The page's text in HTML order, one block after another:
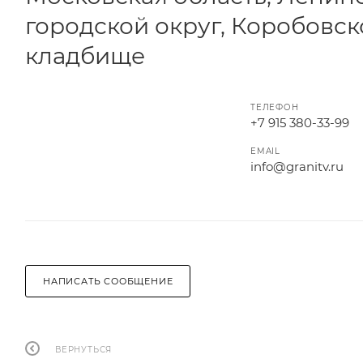
городской округ,
кладбище
ТЕЛЕФОН
+7 915 380-33-99
EMAIL
info@granitv.ru
НАПИСАТЬ СООБЩЕНИЕ
ВЕРНУТЬСЯ